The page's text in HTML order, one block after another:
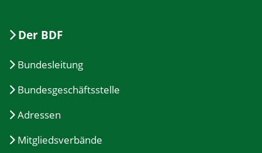
Der BDF
Bundesleitung
Bundesgeschäftsstelle
Adressen
Mitgliedsverbände